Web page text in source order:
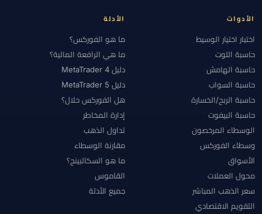
الأدوات
اختبار اختيار الوسيط
حاسبة اللوت
حاسبة الهامش
حاسبة السواب
حاسبة الربح/الخسارة
حاسبة البيفوت
الوسطاء المرخصون
وسطاء الفوركس
الأسواق
محول العملات
سعر الذهب المباشر
التقويم الاقتصادي
الأدلة
ما هو الفوركس؟
ما هي الرافعة المالية؟
دليل MetaTrader 4
دليل MetaTrader 5
هل الفوركس حلال؟
إدارة المخاطر
تداول الذهب
مقارنة الوسطاء
ما هو السكالبينج؟
القاموس
جميع الأدلة